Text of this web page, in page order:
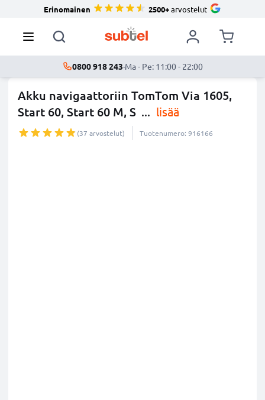
Erinomainen 2500+arvostelut
0800 918 243·Ma - Pe: 11:00 - 22:00
Akku navigaattoriin TomTom Via 1605,
Start 60, Start 60 M, S ... lisää
(37 arvostelut) Tuotenumero: 916166